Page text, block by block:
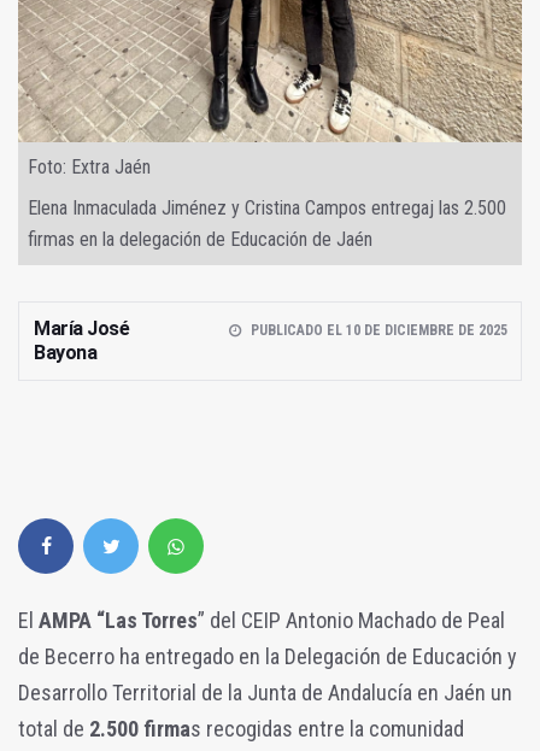
Foto: Extra Jaén
Elena Inmaculada Jiménez y Cristina Campos entregaj las 2.500
firmas en la delegación de Educación de Jaén
María José
Bayona
PUBLICADO EL 10 DE DICIEMBRE DE 2025
El AMPA “Las Torres” del CEIP Antonio Machado de Peal
de Becerro ha entregado en la Delegación de Educación y
Desarrollo Territorial de la Junta de Andalucía en Jaén un
total de 2.500 firmas recogidas entre la comunidad